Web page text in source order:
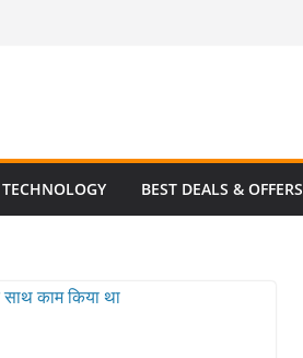
TECHNOLOGY BEST DEALS & OFFERS